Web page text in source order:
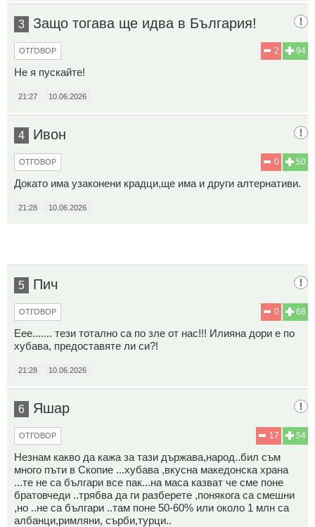
3 Защо тогава ще идва в България!
94
2
ОТГОВОР
Не я пускайте!
21:27 10.06.2026
4 Ивон
50
0
ОТГОВОР
Докато има узаконени крадци,ще има и други алтернативи.
21:28 10.06.2026
5 Пич
68
0
ОТГОВОР
Еее....... тези тотално са по зле от нас!!! Илияна дори е по
хубава, предоставяте ли си?!
21:28 10.06.2026
6 Яшар
54
17
ОТГОВОР
Незнам какво да кажа за тази държава,народ..бил съм
много пъти в Скопие ...хубава ,вкусна македонска храна
...те не са българи все пак...на маса казват че сме поне
братовчеди ..трябва да ги разберете ,понякога са смешни
,но ..не са българи ..там поне 50-60% или около 1 млн са
албанци,римляни, сърби,турци..